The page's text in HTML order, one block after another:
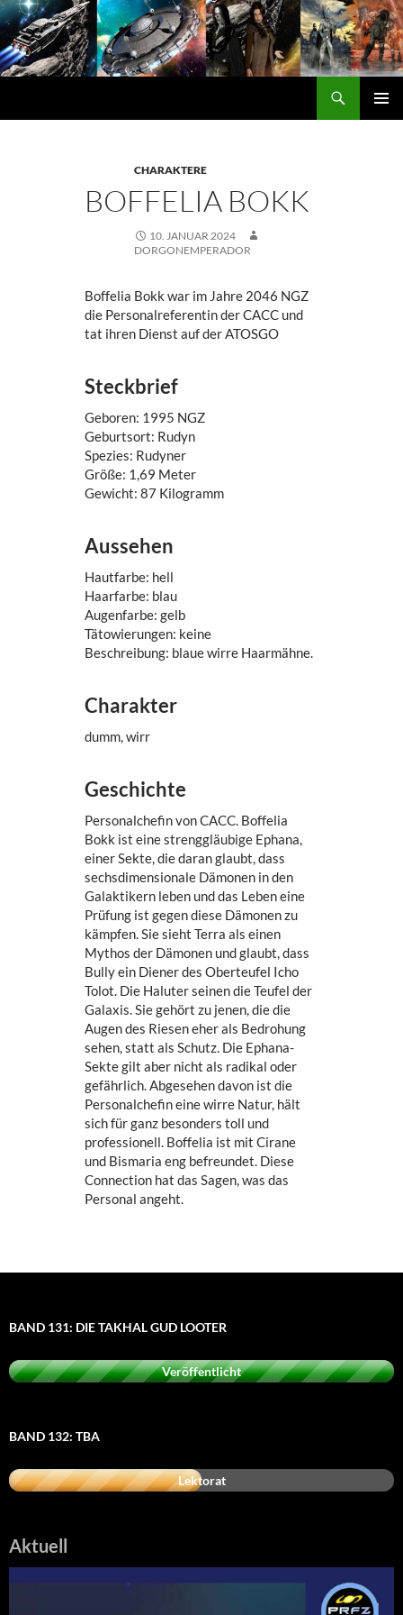
Zum
Inhalt
springen
CHARAKTERE
BOFFELIA BOKK
10. JANUAR 2024
DORGONEMPERADOR
Boffelia Bokk war im Jahre 2046 NGZ
die Personalreferentin der CACC und
tat ihren Dienst auf der ATOSGO
Steckbrief
Geboren: 1995 NGZ
Geburtsort: Rudyn
Spezies: Rudyner
Größe: 1,69 Meter
Gewicht: 87 Kilogramm
Aussehen
Hautfarbe: hell
Haarfarbe: blau
Augenfarbe: gelb
Tätowierungen: keine
Beschreibung: blaue wirre Haarmähne.
Charakter
dumm, wirr
Geschichte
Personalchefin von CACC. Boffelia
Bokk ist eine strenggläubige Ephana,
einer Sekte, die daran glaubt, dass
sechsdimensionale Dämonen in den
Galaktikern leben und das Leben eine
Prüfung ist gegen diese Dämonen zu
kämpfen. Sie sieht Terra als einen
Mythos der Dämonen und glaubt, dass
Bully ein Diener des Oberteufel Icho
Tolot. Die Haluter seinen die Teufel der
Galaxis. Sie gehört zu jenen, die die
Augen des Riesen eher als Bedrohung
sehen, statt als Schutz. Die Ephana-
Sekte gilt aber nicht als radikal oder
gefährlich. Abgesehen davon ist die
Personalchefin eine wirre Natur, hält
sich für ganz besonders toll und
professionell. Boffelia ist mit Cirane
und Bismaria eng befreundet. Diese
Connection hat das Sagen, was das
Personal angeht.
BAND 131: DIE TAKHAL GUD LOOTER
Veröffentlicht
BAND 132: TBA
Lektorat
Aktuell